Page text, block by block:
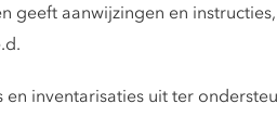
geeft aanwijzingen en
en inventarisaties uit ter